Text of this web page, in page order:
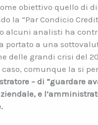
obiettivo quello di
la “Par Condicio
alcuni analisti ha
portato a una
delle grandi crisi del
comunque la si
– di “guardare
e